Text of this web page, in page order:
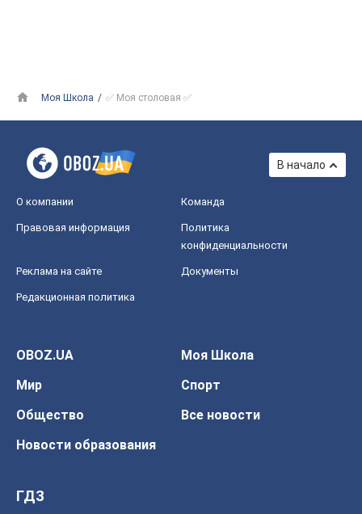
Моя Школа ✅ Моя столовая ✅
В начало
О компании Команда
Правовая информация
Политика
конфиденциальности
Реклама на сайте Документы
Редакционная политика
OBOZ.UA
Моя Школа
Мир
Спорт
Общество
Все новости
Новости образования
ГДЗ